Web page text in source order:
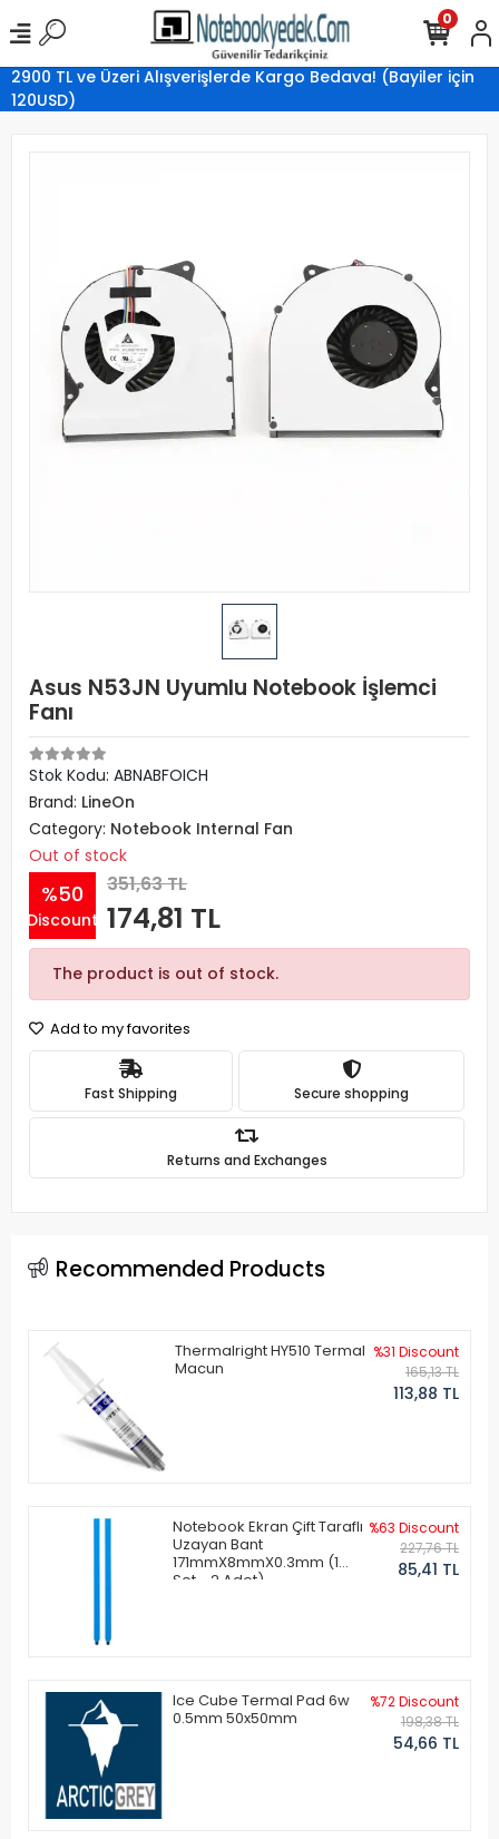
2900 TL ve Üzeri Alışverişlerde Kargo Bedava! (Bayiler için
120USD)
0
Asus N53JN Uyumlu Notebook İşlemci
Fanı
Stok Kodu: ABNABFOICH
Brand: LineOn
Category: Notebook Internal Fan
Out of stock
%50
Discount
351,63 TL
174,81 TL
The product is out of stock.
Add to my favorites
Fast Shipping Secure shopping
Returns and Exchanges
Recommended Products
Thermalright HY510 Termal
Macun
%31 Discount
165,13 TL
113,88 TL
Notebook Ekran Çift Taraflı
Uzayan Bant
171mmX8mmX0.3mm (1
Set - 2 Adet)
%63 Discount
227,76 TL
85,41 TL
Ice Cube Termal Pad 6w
0.5mm 50x50mm
%72 Discount
198,38 TL
54,66 TL